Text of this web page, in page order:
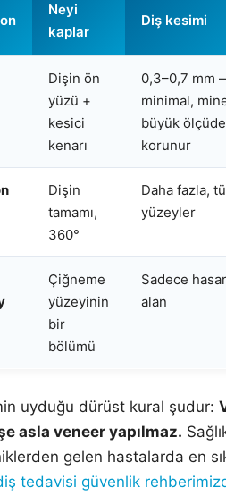
Neyi
kaplar
Diş kesimi
Dişin ön
yüzü +
kesici
kenarı
0,3–0,7 mm
minimal,
büyük ölçüde
korunur
Dişin
tamamı,
360°
Daha fazla,
yüzeyler
Çiğneme
yüzeyinin
bir
bölümü
Sadece
alan
uyduğu dürüst kural şudur:
asla veneer yapılmaz.
gelen hastalarda en
tedavisi güvenlik